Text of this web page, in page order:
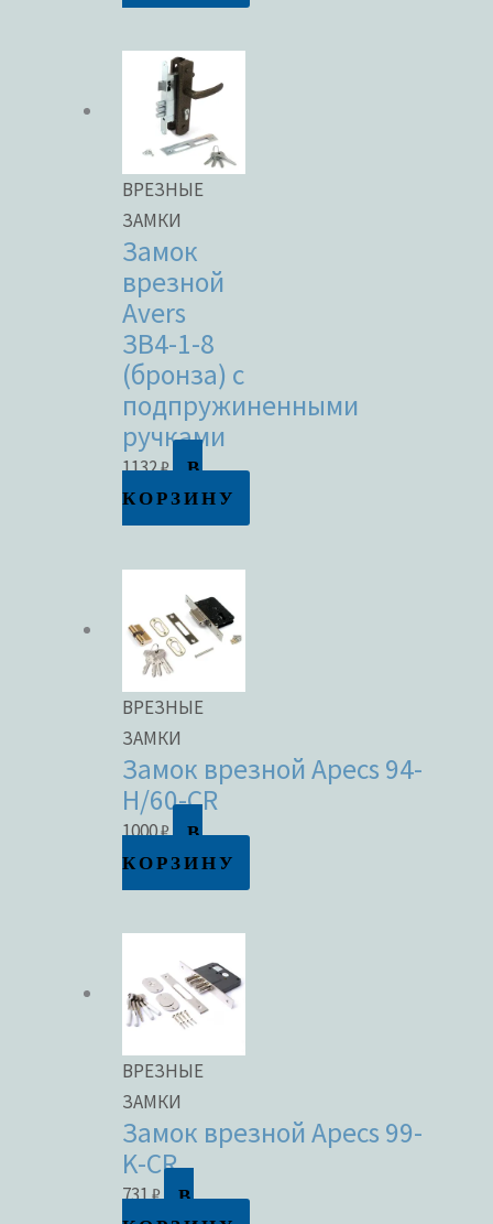
ВРЕЗНЫЕ
ЗАМКИ
Замок
врезной
Avers
ЗВ4-1-8
(бронза) с
подпружиненными
ручками
1132₽
В
КОРЗИНУ
ВРЕЗНЫЕ
ЗАМКИ
Замок врезной Apecs 94-
H/60-CR
1000₽
В
КОРЗИНУ
ВРЕЗНЫЕ
ЗАМКИ
Замок врезной Apecs 99-
K-CR
731₽
В